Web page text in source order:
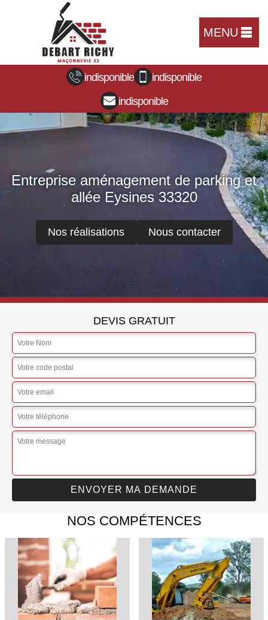
MENU
indisponible
indisponible
indisponible
Entreprise aménagement de parking et
allée Eysines 33320
Nos réalisations Nous contacter
DEVIS GRATUIT
NOS COMPÉTENCES